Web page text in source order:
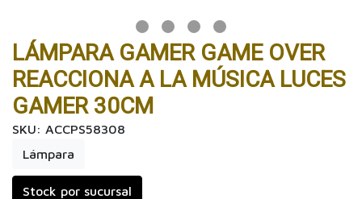
LÁMPARA GAMER GAME OVER
REACCIONA A LA MÚSICA LUCES
GAMER 30CM
SKU: ACCPS58308
Lámpara
Stock por sucursal